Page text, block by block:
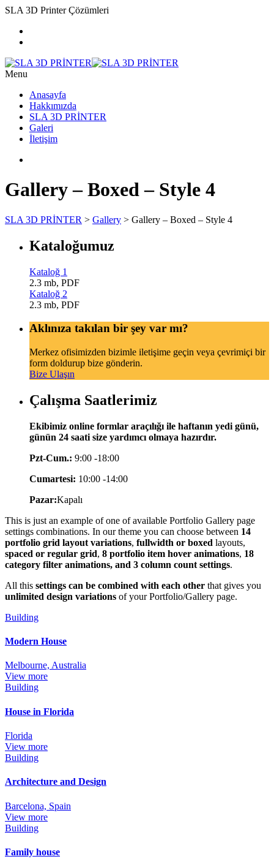
SLA 3D Printer Çözümleri
Menu
Anasayfa
Hakkımızda
SLA 3D PRİNTER
Galeri
İletişim
Gallery – Boxed – Style 4
SLA 3D PRİNTER > Gallery > Gallery – Boxed – Style 4
Kataloğumuz
Kataloğ 1
2.3 mb, PDF
Kataloğ 2
2.3 mb, PDF
Aklınıza takılan bir şey var mı?
Merkez ofisimizden bizimle iletişime geçin veya çevrimiçi bir
form doldurup bize gönderin.
Bize Ulaşın
Çalışma Saatlerimiz
Ekibimiz online formlar araçılığı ile haftanın yedi günü,
günün 24 saati size yardımcı olmaya hazırdır.
Pzt-Cum.: 9:00 -18:00
Cumartesi: 10:00 -14:00
Pazar:Kapalı
This is just an example of one of available Portfolio Gallery page
settings combinations. In our theme you can choose between 14
portfolio grid layout variations, fullwidth or boxed layouts,
spaced or regular grid, 8 portfolio item hover animations, 18
category filter animations, and 3 column count settings.
All this settings can be combined with each other that gives you
unlimited design variations of your Portfolio/Gallery page.
Building
Modern House
Melbourne, Australia
View more
Building
House in Florida
Florida
View more
Building
Architecture and Design
Barcelona, Spain
View more
Building
Family house